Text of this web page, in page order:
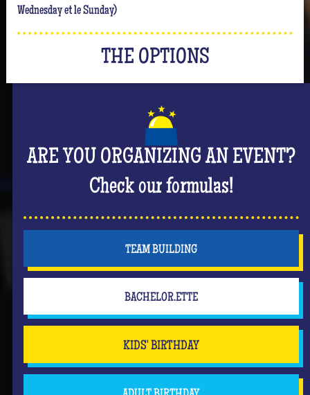
Wednesday et le Sunday)
THE OPTIONS
ARE YOU ORGANIZING AN EVENT?
Check our formulas!
TEAM BUILDING
BACHELOR.ETTE
KIDS' BIRTHDAY